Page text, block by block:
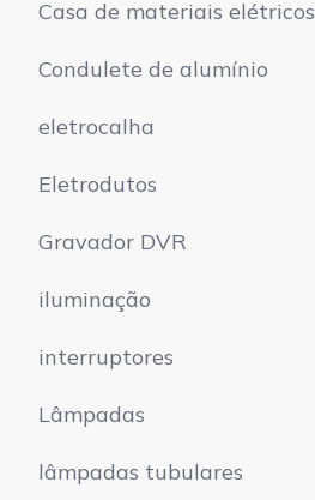
Casa de materiais elétricos
Condulete de alumínio
eletrocalha
Eletrodutos
Gravador DVR
iluminação
interruptores
Lâmpadas
lâmpadas tubulares